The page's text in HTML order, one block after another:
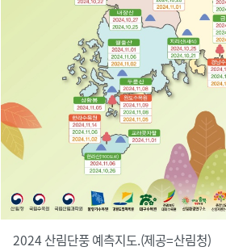
2024 산림단풍 예측지도.(제공=산림청)